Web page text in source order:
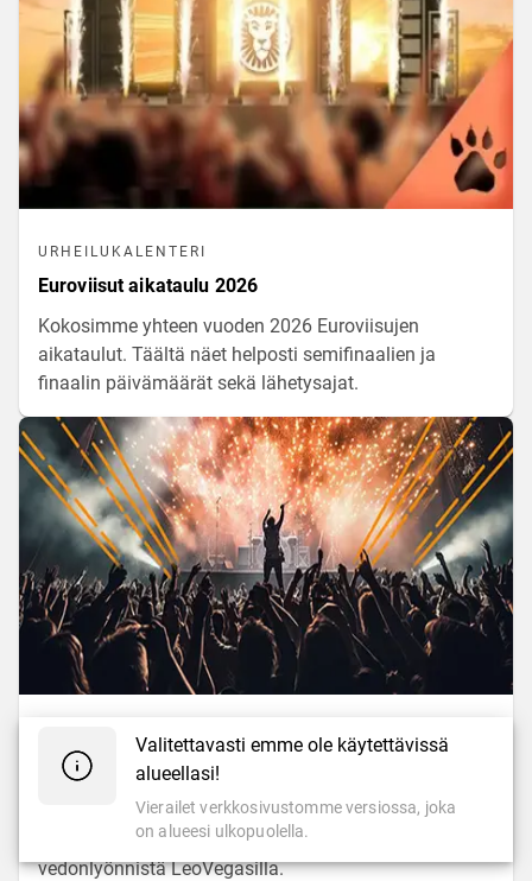
URHEILUKALENTERI
Euroviisut aikataulu 2026
Kokosimme yhteen vuoden 2026 Euroviisujen
aikataulut. Täältä näet helposti semifinaalien ja
finaalin päivämäärät sekä lähetysajat.
Euroviisut vedonlyönti LeoVegasilla
Kuka vie laulukilpailun voiton tänä vuonna? Tutustu
kattavaan katsaukseemme Euroviisujen
vedonlyönnistä LeoVegasilla.
Valitettavasti emme ole käytettävissä
alueellasi!
Vierailet verkkosivustomme versiossa, joka
on alueesi ulkopuolella.